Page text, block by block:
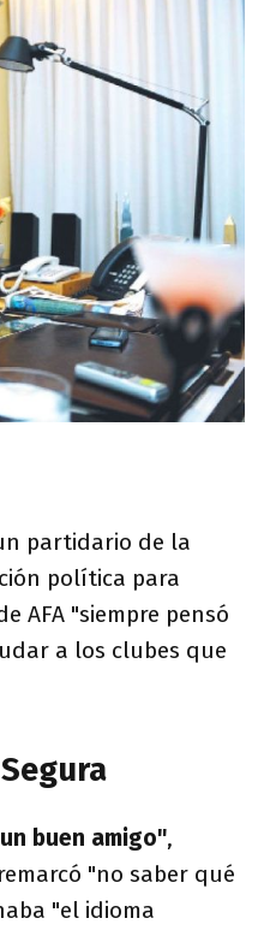
partidario de la
política para
AFA "siempre pensó
a los clubes que
buen amigo",
"no saber qué
"el idioma